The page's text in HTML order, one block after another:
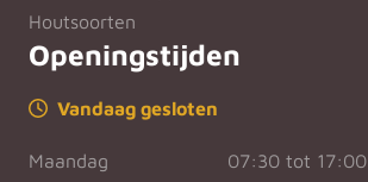
Houtsoorten
Openingstijden
Vandaag gesloten
Maandag
07:30 tot 17:00